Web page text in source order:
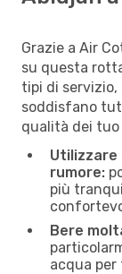
Grazie a Air
su questa
tipi di servizio,
soddisfano
qualità dei
Utilizzare
rumore:
più
Bere
acqua